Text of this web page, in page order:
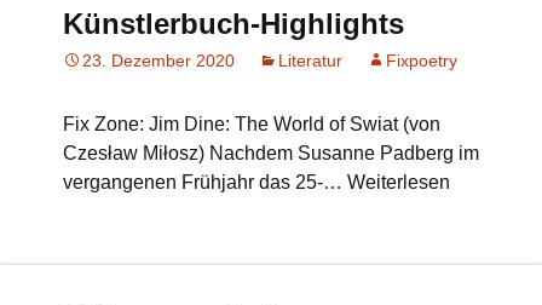
Künstlerbuch-Highlights
23. Dezember 2020 Literatur Fixpoetry
Fix Zone: Jim Dine: The World of Swiat (von
Czesław Miłosz) Nachdem Susanne Padberg im
vergangenen Frühjahr das 25-… Weiterlesen